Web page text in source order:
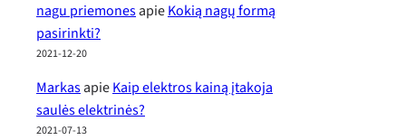
nagu priemonesapieKokią nagų formą
pasirinkti?
2021-12-20
MarkasapieKaip elektros kainą įtakoja
saulės elektrinės?
2021-07-13